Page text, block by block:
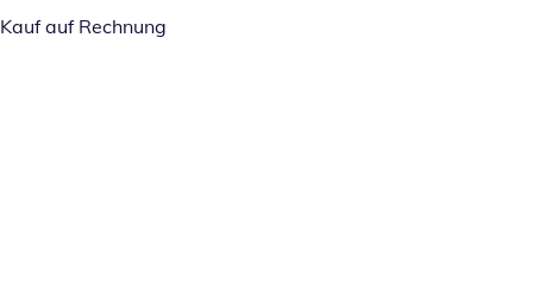
Kauf auf Rechnung